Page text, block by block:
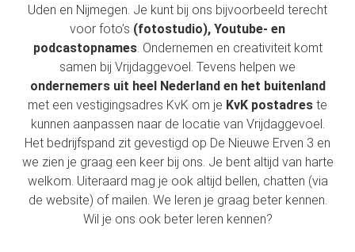
Uden en Nijmegen. Je kunt bij ons bijvoorbeeld terecht
voor foto’s (fotostudio), Youtube- en
podcastopnames. Ondernemen en creativiteit komt
samen bij Vrijdaggevoel. Tevens helpen we
ondernemers uit heel Nederland en het buitenland
met een vestigingsadres KvK om je KvK postadres te
kunnen aanpassen naar de locatie van Vrijdaggevoel.
Het bedrijfspand zit gevestigd op De Nieuwe Erven 3 en
we zien je graag een keer bij ons. Je bent altijd van harte
welkom. Uiteraard mag je ook altijd bellen, chatten (via
de website) of mailen. We leren je graag beter kennen.
Wil je ons ook beter leren kennen?